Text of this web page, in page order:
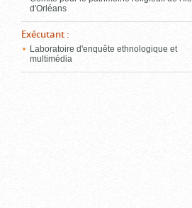
d'Orléans
Exécutant :
Laboratoire d'enquête ethnologique et
multimédia